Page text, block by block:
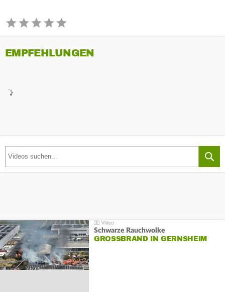
EMPFEHLUNGEN
Schwarze Rauchwolke
GROSSBRAND IN GERNSHEIM